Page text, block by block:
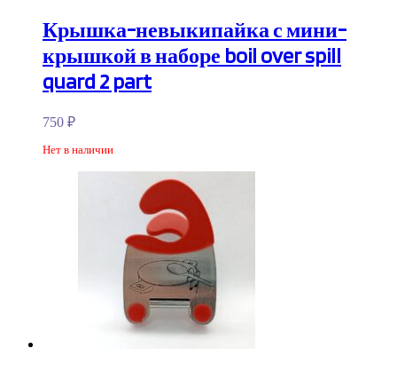
Крышка-невыкипайка с мини-
крышкой в наборе boil over spill
quard 2 part
750 ₽
Нет в наличии